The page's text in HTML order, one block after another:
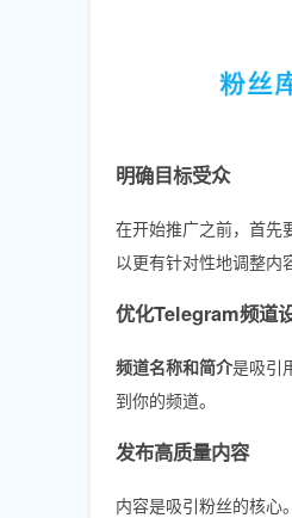
明确目标受众
在开始推广之前，首先
以更有针对性地调整内
优化Telegram频道
频道名称和简介是吸引
到你的频道。
发布高质量内容
内容是吸引粉丝的核心。